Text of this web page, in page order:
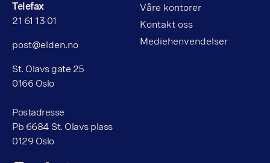
Telefax
21 61 13 01
post@elden.no
St. Olavs gate 25
0166 Oslo
Postadresse
Pb 6684 St. Olavs plass
0129 Oslo
Våre kontorer
Kontakt oss
Mediehenvendelser